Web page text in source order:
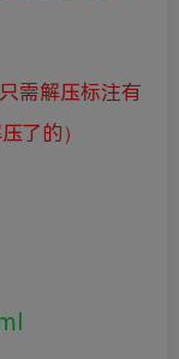
需解压标注有
了的 ）